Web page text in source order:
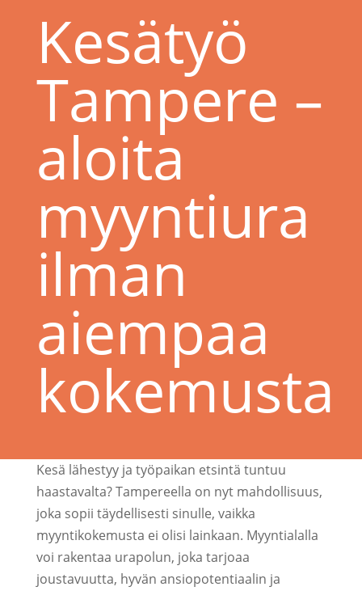
Kesätyö
Tampere –
aloita
myyntiura
ilman
aiempaa
kokemusta
Kesä lähestyy ja työpaikan etsintä tuntuu
haastavalta? Tampereella on nyt mahdollisuus,
joka sopii täydellisesti sinulle, vaikka
myyntikokemusta ei olisi lainkaan. Myyntialalla
voi rakentaa urapolun, joka tarjoaa
joustavuutta, hyvän ansiopotentiaalin ja